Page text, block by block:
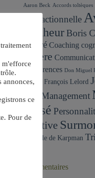
Aaron Beck Accords toltèques
transactionnelle
BonheurBoris
André Coaching
Colère
Conférences Don Miguel
Berne
François Lelord
Paul
Management
passé
positive
Triangle de Karpman
Commentaires
m'efforce
annonces,
ce
Pour de